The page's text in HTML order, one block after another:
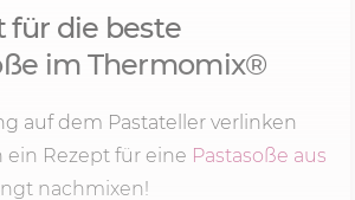
für die beste
im Thermomix®
auf dem Pastateller verlinken
Rezept für eine Pastasoße aus
nachmixen!